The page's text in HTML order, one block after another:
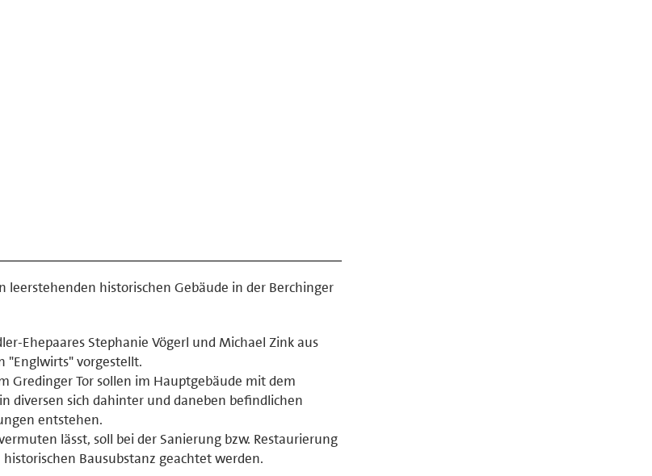
leerstehenden historischen Gebäude in der Berchinger
Ehepaares Stephanie Vögerl und Michael Zink aus
"Englwirts" vorgestellt.
Gredinger Tor sollen im Hauptgebäude mit dem
diversen sich dahinter und daneben befindlichen
entstehen.
lässt, soll bei der Sanierung bzw. Restaurierung
Bausubstanz geachtet werden.